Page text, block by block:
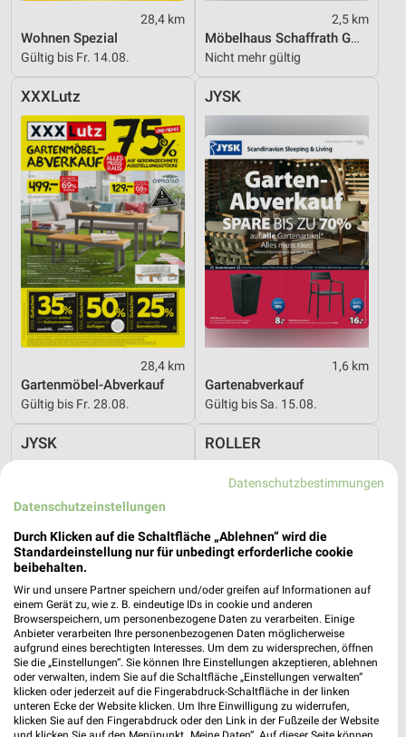
28,4 km
Wohnen Spezial
Gültig bis Fr. 14.08.
2,5 km
Möbelhaus Schaffrath GmbH & Co. KG
Nicht mehr gültig
XXXLutz
28,4 km
Gartenmöbel-Abverkauf
Gültig bis Fr. 28.08.
JYSK
1,6 km
Gartenabverkauf
Gültig bis Sa. 15.08.
JYSK
1,6 km
Spare bis zu 70%
ROLLER
1,9 km
Gartenliebe
Datenschutzbestimmungen
Datenschutzeinstellungen
Durch Klicken auf die Schaltfläche „Ablehnen“ wird die
Standardeinstellung nur für unbedingt erforderliche cookie
beibehalten.
Wir und unsere Partner speichern und/oder greifen auf Informationen auf
einem Gerät zu, wie z. B. eindeutige IDs in cookie und anderen
Browserspeichern, um personenbezogene Daten zu verarbeiten. Einige
Anbieter verarbeiten Ihre personenbezogenen Daten möglicherweise
aufgrund eines berechtigten Interesses. Um dem zu widersprechen, öffnen
Sie die „Einstellungen“. Sie können Ihre Einstellungen akzeptieren, ablehnen
oder verwalten, indem Sie auf die Schaltfläche „Einstellungen verwalten“
klicken oder jederzeit auf die Fingerabdruck-Schaltfläche in der linken
unteren Ecke der Website klicken. Um Ihre Einwilligung zu widerrufen,
klicken Sie auf den Fingerabdruck oder den Link in der Fußzeile der Website